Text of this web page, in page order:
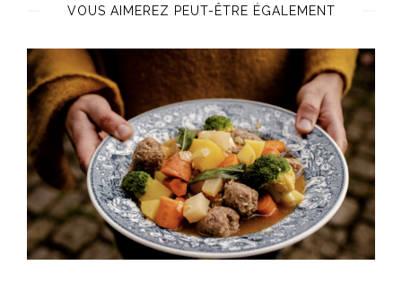
VOUS AIMEREZ PEUT-ÊTRE ÉGALEMENT